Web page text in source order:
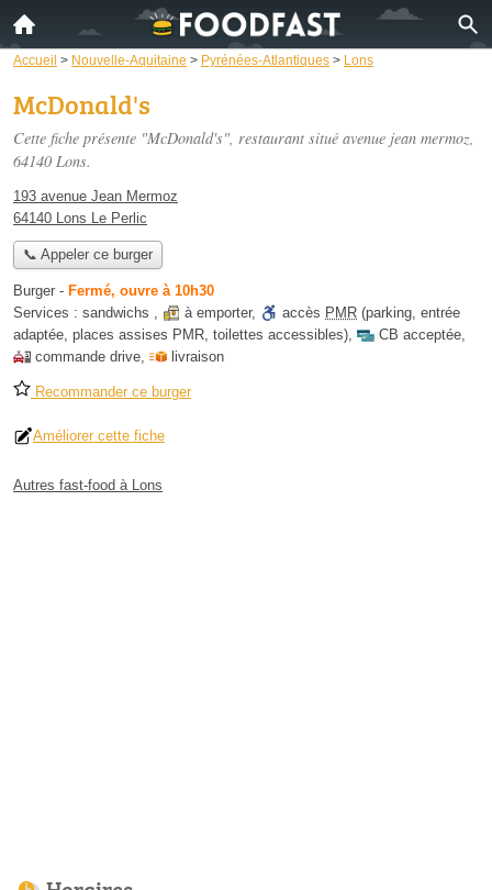
Accueil > Nouvelle-Aquitaine > Pyrénées-Atlantiques > Lons
McDonald's
Cette fiche présente "McDonald's", restaurant situé avenue jean mermoz,
64140 Lons.
193 avenue Jean Mermoz
64140 Lons Le Perlic
📞 Appeler ce burger
Burger - Fermé, ouvre à 10h30
Services : sandwichs , à emporter, accès PMR (parking, entrée
adaptée, places assises PMR, toilettes accessibles), CB acceptée,
commande drive, livraison
Recommander ce burger
Améliorer cette fiche
Autres fast-food à Lons